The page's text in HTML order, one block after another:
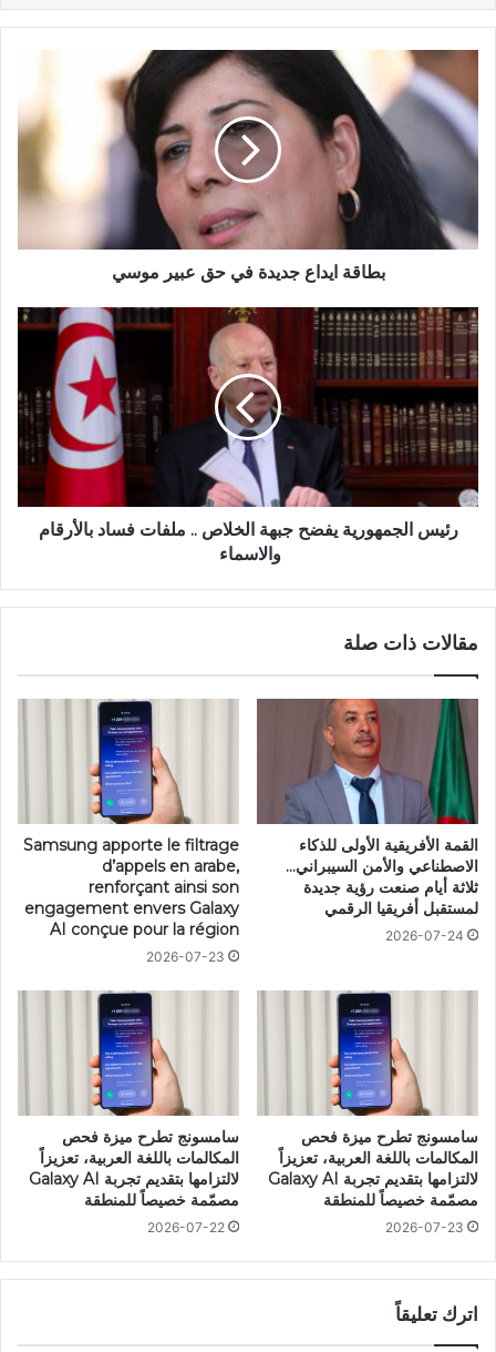
بطاقة ايداع جديدة في حق عبير موسي
رئيس الجمهورية يفضح جبهة الخلاص .. ملفات فساد بالأرقام
والاسماء
مقالات ذات صلة
القمة الأفريقية الأولى للذكاء
الاصطناعي والأمن السيبراني…
ثلاثة أيام صنعت رؤية جديدة
لمستقبل أفريقيا الرقمي
2026-07-24
Samsung apporte le filtrage
d’appels en arabe,
renforçant ainsi son
engagement envers Galaxy
AI conçue pour la région
2026-07-23
سامسونج تطرح ميزة فحص
المكالمات باللغة العربية، تعزيزاً
لالتزامها بتقديم تجربة Galaxy AI
مصمّمة خصيصاً للمنطقة
2026-07-23
سامسونج تطرح ميزة فحص
المكالمات باللغة العربية، تعزيزاً
لالتزامها بتقديم تجربة Galaxy AI
مصمّمة خصيصاً للمنطقة
2026-07-22
اترك تعليقاً